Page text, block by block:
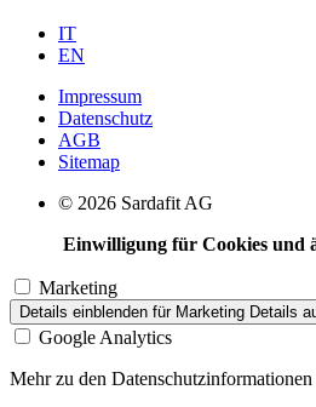
IT
EN
Impressum
Datenschutz
AGB
Sitemap
© 2026 Sardafit AG
Einwilligung für Cookies und
Marketing
Details einblenden für Marketing Details
Google Analytics
Mehr zu den